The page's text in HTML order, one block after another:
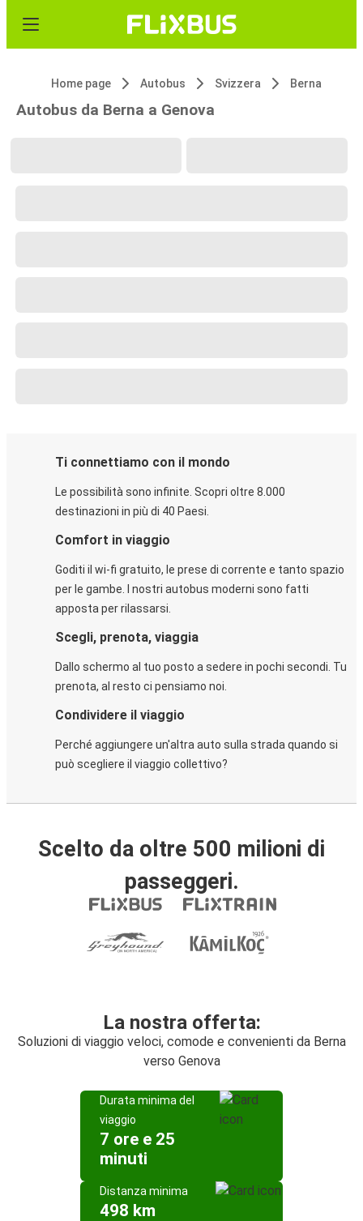
Home page Autobus Svizzera Berna
Autobus da Berna a Genova
Ti connettiamo con il mondo
Le possibilità sono infinite. Scopri oltre 8.000
destinazioni in più di 40 Paesi.
Comfort in viaggio
Goditi il wi-fi gratuito, le prese di corrente e tanto spazio
per le gambe. I nostri autobus moderni sono fatti
apposta per rilassarsi.
Scegli, prenota, viaggia
Dallo schermo al tuo posto a sedere in pochi secondi. Tu
prenota, al resto ci pensiamo noi.
Condividere il viaggio
Perché aggiungere un'altra auto sulla strada quando si
può scegliere il viaggio collettivo?
Scelto da oltre 500 milioni di
passeggeri.
La nostra offerta:
Soluzioni di viaggio veloci, comode e convenienti da Berna
verso Genova
Durata minima del
viaggio
7 ore e 25
minuti
Distanza minima
498 km